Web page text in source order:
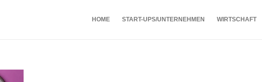
HOME START-UPS/UNTERNEHMEN WIRTSCHAFT